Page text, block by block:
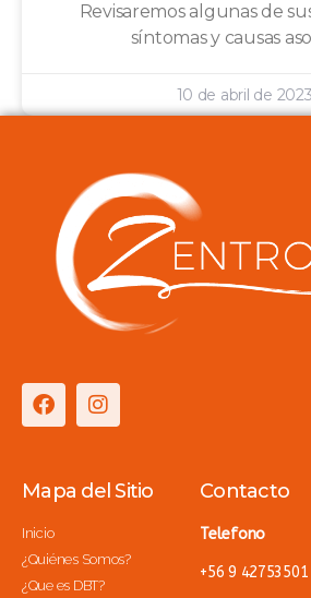
Revisaremos algunas de
síntomas y causas
10 de abril de 2023
Mapa del Sitio
Inicio
¿Quiénes Somos?
¿Que es DBT?
Contacto
Telefono
+56 9 42753501